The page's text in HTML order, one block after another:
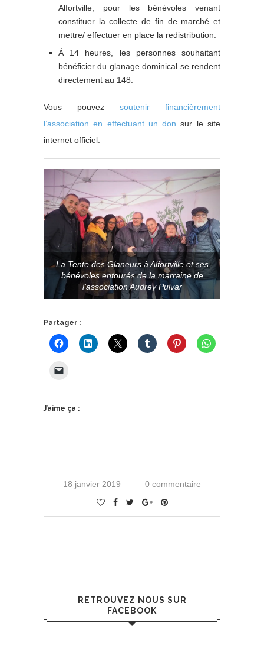
Alfortville, pour les bénévoles venant
constituer la collecte de fin de marché et
mettre/ effectuer en place la redistribution.
À 14 heures, les personnes souhaitant
bénéficier du glanage dominical se rendent
directement au 148.
Vous pouvez soutenir financièrement
l’association en effectuant un don sur le site
internet officiel.
La Tente des Glaneurs à Alfortville et ses
bénévoles entourés de la marraine de
l’association Audrey Pulvar
Partager :
J’aime ça :
18 janvier 2019 0 commentaire
RETROUVEZ NOUS SUR
FACEBOOK